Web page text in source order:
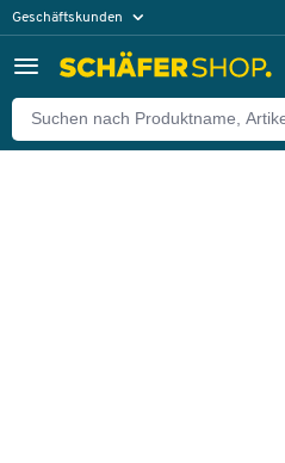
Geschäftskunden
Zurück